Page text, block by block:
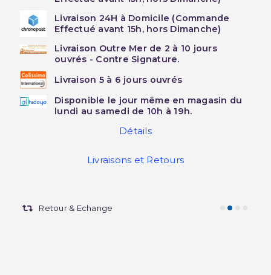
Livraison 24H à Domicile (Commande
Effectué avant 15h, hors Dimanche)
Livraison Outre Mer de 2 à 10 jours
ouvrés - Contre Signature.
Livraison 5 à 6 jours ouvrés
Disponible le jour même en magasin du
lundi au samedi de 10h à 19h.
Détails
Livraisons et Retours
Retour & Echange